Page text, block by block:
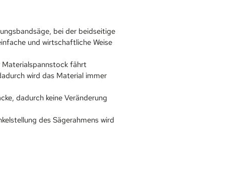
bei der beidseitige
und wirtschaftliche Weise
Materialspannstock fährt
wird das Material immer
dadurch keine Veränderung
des Sägerahmens wird